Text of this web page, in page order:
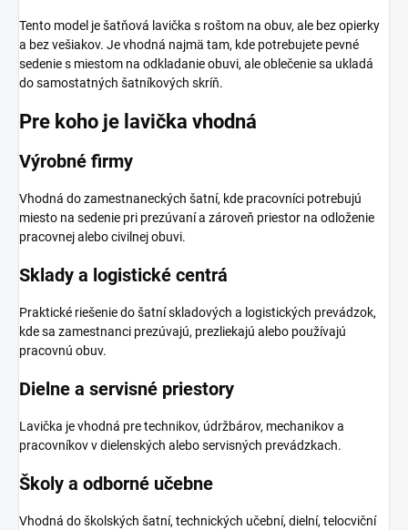
Tento model je šatňová lavička s roštom na obuv, ale bez opierky
a bez vešiakov. Je vhodná najmä tam, kde potrebujete pevné
sedenie s miestom na odkladanie obuvi, ale oblečenie sa ukladá
do samostatných šatníkových skríň.
Pre koho je lavička vhodná
Výrobné firmy
Vhodná do zamestnaneckých šatní, kde pracovníci potrebujú
miesto na sedenie pri prezúvaní a zároveň priestor na odloženie
pracovnej alebo civilnej obuvi.
Sklady a logistické centrá
Praktické riešenie do šatní skladových a logistických prevádzok,
kde sa zamestnanci prezúvajú, prezliekajú alebo používajú
pracovnú obuv.
Dielne a servisné priestory
Lavička je vhodná pre technikov, údržbárov, mechanikov a
pracovníkov v dielenských alebo servisných prevádzkach.
Školy a odborné učebne
Vhodná do školských šatní, technických učební, dielní, telocviční